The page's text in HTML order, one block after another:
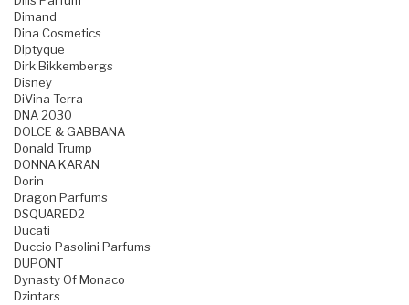
Dimand
Dina Cosmetics
Diptyque
Dirk Bikkembergs
Disney
DiVina Terra
DNA 2030
DOLCE & GABBANA
Donald Trump
DONNA KARAN
Dorin
Dragon Parfums
DSQUARED2
Ducati
Duccio Pasolini Parfums
DUPONT
Dynasty Of Monaco
Dzintars